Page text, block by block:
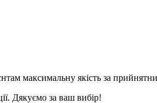
максимальну якість за
Дякуємо за ваш вибір!